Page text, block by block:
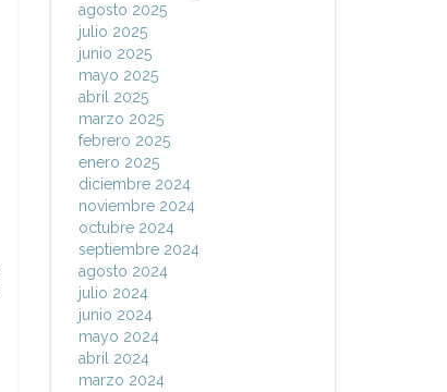
agosto 2025
julio 2025
junio 2025
mayo 2025
abril 2025
marzo 2025
febrero 2025
enero 2025
diciembre 2024
noviembre 2024
octubre 2024
septiembre 2024
agosto 2024
julio 2024
junio 2024
mayo 2024
abril 2024
marzo 2024